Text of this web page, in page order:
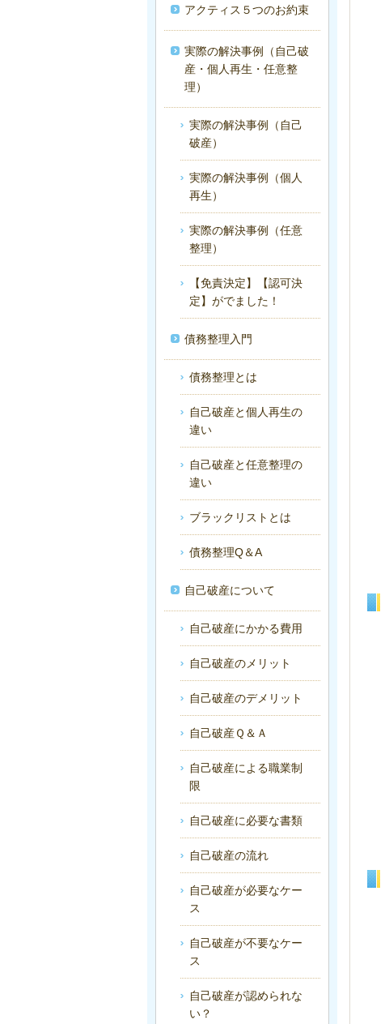
アクティス５つのお約束
実際の解決事例（自己破
産・個人再生・任意整
理）
実際の解決事例（自己
破産）
実際の解決事例（個人
再生）
実際の解決事例（任意
整理）
【免責決定】【認可決
定】がでました！
債務整理入門
債務整理とは
自己破産と個人再生の
違い
自己破産と任意整理の
違い
ブラックリストとは
債務整理Q＆A
自己破産について
自己破産にかかる費用
自己破産のメリット
自己破産のデメリット
自己破産Ｑ＆Ａ
自己破産による職業制
限
自己破産に必要な書類
自己破産の流れ
自己破産が必要なケー
ス
自己破産が不要なケー
ス
自己破産が認められな
い？